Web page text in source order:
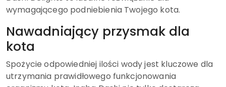
wymagającego podniebienia Twojego kota.
Nawadniający przysmak dla
kota
Spożycie odpowiedniej ilości wody jest kluczowe dla
utrzymania prawidłowego funkcjonowania